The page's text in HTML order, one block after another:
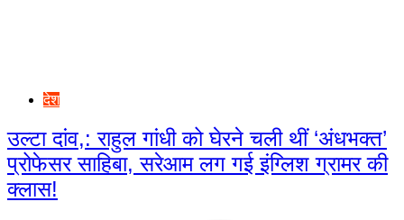
देश
उल्टा दांव,: राहुल गांधी को घेरने चली थीं ‘अंधभक्त’
प्रोफेसर साहिबा, सरेआम लग गई इंग्लिश ग्रामर की
क्लास!